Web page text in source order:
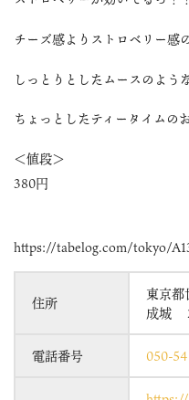
チーズ感よりストロベリー感
しっとりとしたムースのよう
ちょっとしたティータイムの
＜値段＞
380円
https://tabelog.com/tokyo/
住所
東京
成城
電話番号 050-